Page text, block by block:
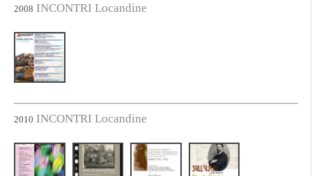
2008 INCONTRI Locandine
2010 INCONTRI Locandine